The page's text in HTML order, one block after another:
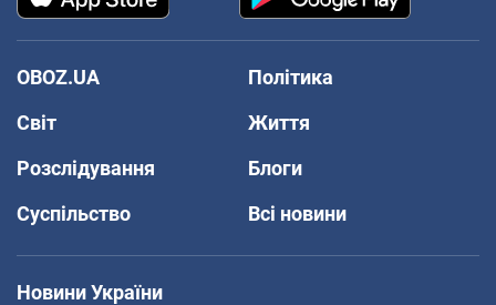
OBOZ.UA
Політика
Світ
Життя
Розслідування
Блоги
Суспільство
Всі новини
Новини України